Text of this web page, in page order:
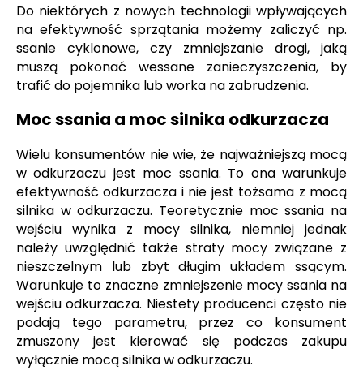
Do niektórych z nowych technologii wpływających
na efektywność sprzątania możemy zaliczyć np.
ssanie cyklonowe, czy zmniejszanie drogi, jaką
muszą pokonać wessane zanieczyszczenia, by
trafić do pojemnika lub worka na zabrudzenia.
Moc ssania a moc silnika odkurzacza
Wielu konsumentów nie wie, że najważniejszą mocą
w odkurzaczu jest moc ssania. To ona warunkuje
efektywność odkurzacza i nie jest tożsama z mocą
silnika w odkurzaczu. Teoretycznie moc ssania na
wejściu wynika z mocy silnika, niemniej jednak
należy uwzględnić także straty mocy związane z
nieszczelnym lub zbyt długim układem ssącym.
Warunkuje to znaczne zmniejszenie mocy ssania na
wejściu odkurzacza. Niestety producenci często nie
podają tego parametru, przez co konsument
zmuszony jest kierować się podczas zakupu
wyłącznie mocą silnika w odkurzaczu.